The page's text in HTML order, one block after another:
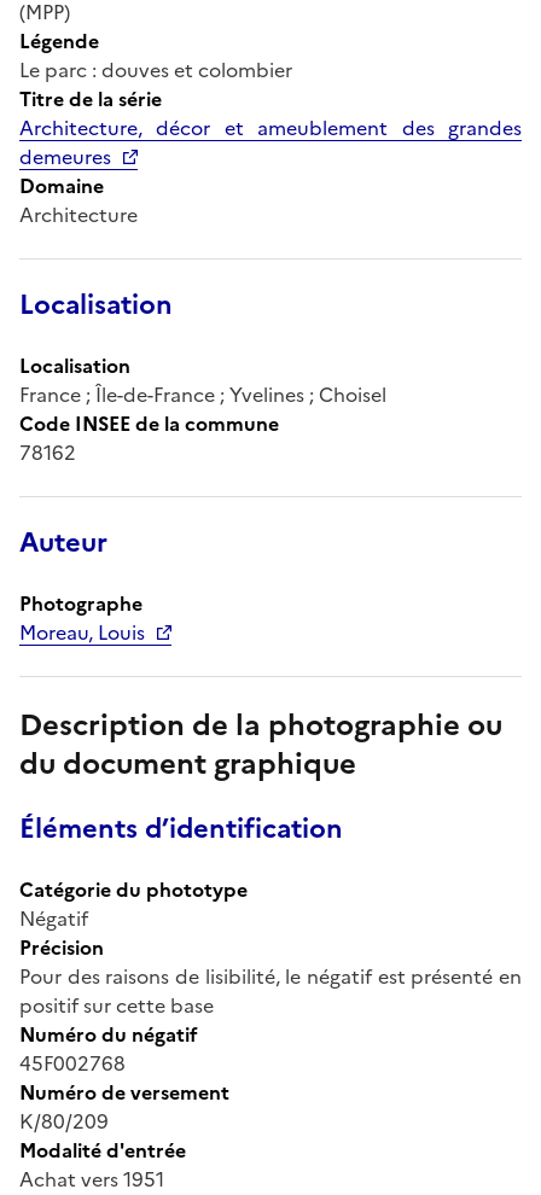
(MPP)
Légende
Le parc : douves et colombier
Titre de la série
Architecture, décor et ameublement des grandes
demeures
Domaine
Architecture
Localisation
Localisation
France ; Île-de-France ; Yvelines ; Choisel
Code INSEE de la commune
78162
Auteur
Photographe
Moreau, Louis
Description de la photographie ou
du document graphique
Éléments d’identification
Catégorie du phototype
Négatif
Précision
Pour des raisons de lisibilité, le négatif est présenté en
positif sur cette base
Numéro du négatif
45F002768
Numéro de versement
K/80/209
Modalité d'entrée
Achat vers 1951